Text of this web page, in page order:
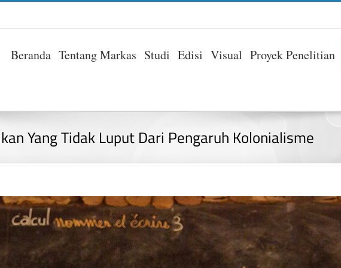
Beranda Tentang Markas Studi Edisi Visual Proyek Penelitian
Yang Tidak Luput Dari Pengaruh Kolonialisme